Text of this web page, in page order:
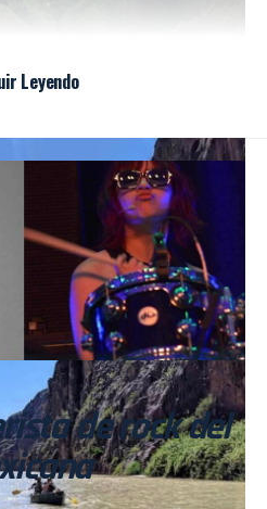
Leyendo
de rock del